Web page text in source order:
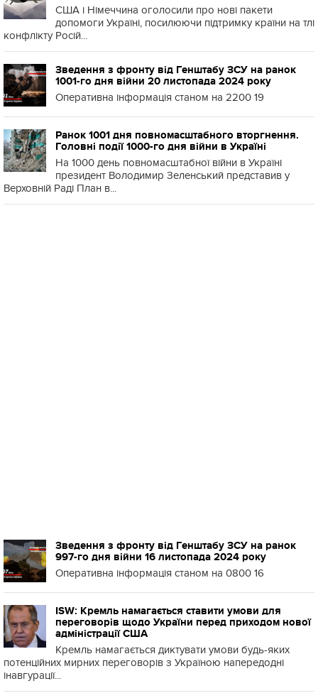
США і Німеччина оголосили про нові пакети
допомоги Україні, посилюючи підтримку країни на тлі
конфлікту Росій...
Зведення з фронту від Генштабу ЗСУ на ранок
1001-го дня війни 20 листопада 2024 року
Оперативна інформація станом на 2200 19
Ранок 1001 дня повномасштабного вторгнення.
Головні події 1000-го дня війни в Україні
На 1000 день повномасштабної війни в Україні
президент Володимир Зеленський представив у
Верховній Раді План в...
Зведення з фронту від Генштабу ЗСУ на ранок
997-го дня війни 16 листопада 2024 року
Оперативна інформація станом на 0800 16
ISW: Кремль намагається ставити умови для
переговорів щодо України перед приходом нової
адміністрації США
Кремль намагається диктувати умови будь-яких
потенційних мирних переговорів з Україною напередодні
інавгурації...